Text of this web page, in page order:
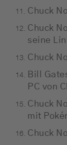
Chuck
Chuck
seine
Chuck
Bill
PC von
Chuck
mit
Chuck